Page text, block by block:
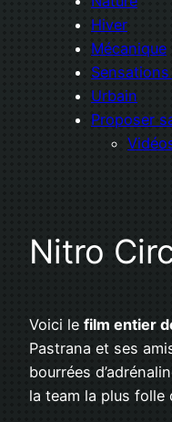
Hiver
Mécanique
Urbain
Proposer
Nitro
Voici le film entier
Pastrana et ses
bourrées
la team la plus folle